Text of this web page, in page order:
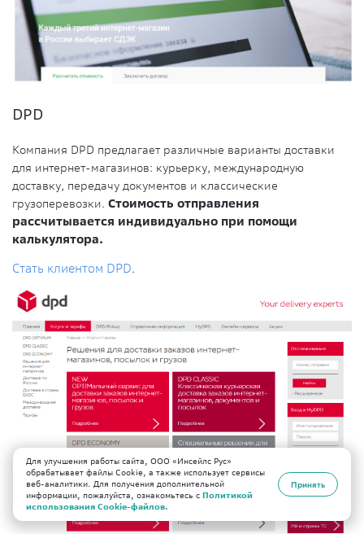
DPD
Компания DPD предлагает различные варианты доставки
для интернет-магазинов: курьерку, международную
доставку, передачу документов и классические
грузоперевозки. Стоимость отправления
рассчитывается индивидуально при помощи
калькулятора.
Стать клиентом DPD.
Для улучшения работы сайта, ООО «Инсейлс Рус»
обрабатывает файлы Cookie, а также использует сервисы
веб-аналитики. Для получения дополнительной
информации, пожалуйста, ознакомьтесь с Политикой
использования Cookie-файлов.
Принять